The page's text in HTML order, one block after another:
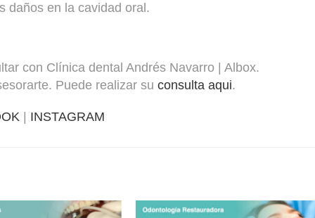
daños en la cavidad oral.
con Clínica dental Andrés Navarro | Albox.
Puede realizar su consulta aqui.
INSTAGRAM